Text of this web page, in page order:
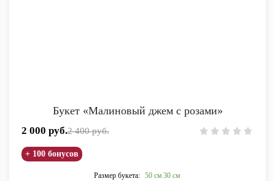
Букет «Малиновый джем с розами»
2 000 руб.2 400 руб.
+ 100 бонусов
Размер букета: 50 см 30 см